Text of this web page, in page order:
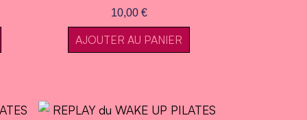
10,00 €
AJOUTER AU PANIER